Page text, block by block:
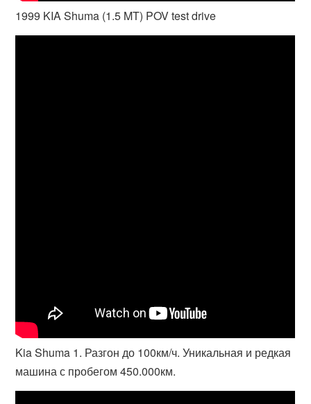
1999 KIA Shuma (1.5 MT) POV test drive
Kia Shuma 1. Разгон до 100км/ч. Уникальная и редкая
машина с пробегом 450.000км.